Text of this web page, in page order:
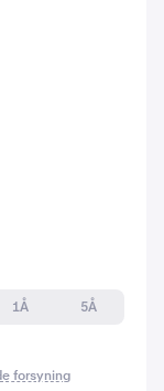
1Å
5Å
forsyning